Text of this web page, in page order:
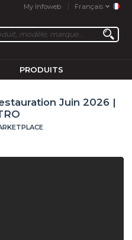
My Infoweb Français
PRODUITS
Juin 2026 |